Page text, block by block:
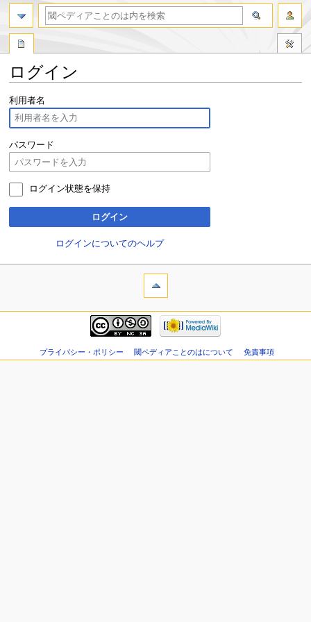
ログイン
ナ
ビ
ゲ
ー
シ
ョ
移
検
索
に
移
動
利用者名
パスワード
ログイン状態を保持
ログイン
ログインについてのヘルプ
プライバシー・ポリシー 閾ペディアことのはについて 免責事項